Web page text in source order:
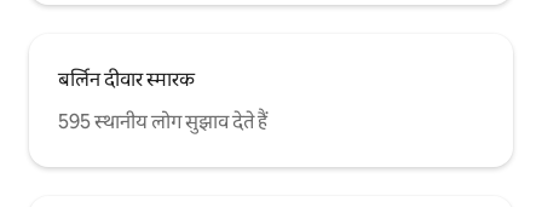
बर्लिन दीवार स्मारक
595 स्थानीय लोग सुझाव देते हैं